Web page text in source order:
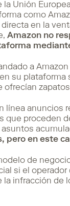
Unión
como
en la
Amazon no
a
su
línea anuncios
que proceden
en este
de
si el
infracción de